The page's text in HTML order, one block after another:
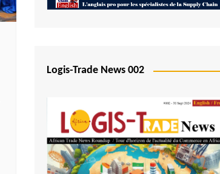
Logis-Trade News 002